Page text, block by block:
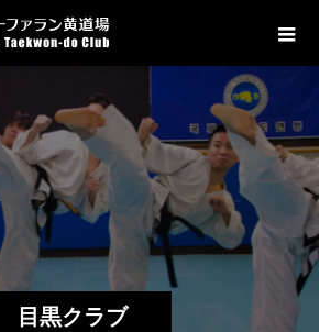
目黒クラブ